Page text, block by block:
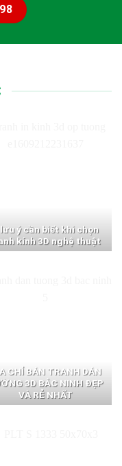
ý cần biết khi chọn
kính 3D nghệ thuật
CHỈ BÁN TRANH DÁN
3D BẮC NINH ĐẸP
VÀ RẺ NHẤT